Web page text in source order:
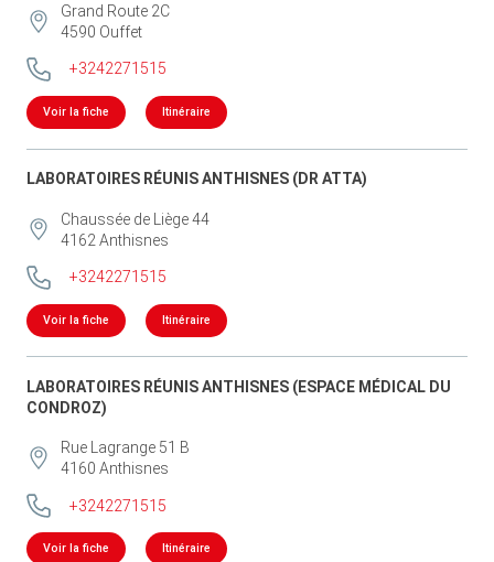
Grand Route 2C
4590 Ouffet
+3242271515
Voir la fiche Itinéraire
LABORATOIRES RÉUNIS ANTHISNES (DR ATTA)
Chaussée de Liège 44
4162 Anthisnes
+3242271515
Voir la fiche Itinéraire
LABORATOIRES RÉUNIS ANTHISNES (ESPACE MÉDICAL DU
CONDROZ)
Rue Lagrange 51 B
4160 Anthisnes
+3242271515
Voir la fiche Itinéraire